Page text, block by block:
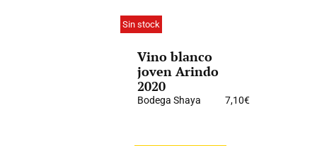
Sin stock
Vino blanco
joven Arindo
2020
Bodega Shaya 7,10€